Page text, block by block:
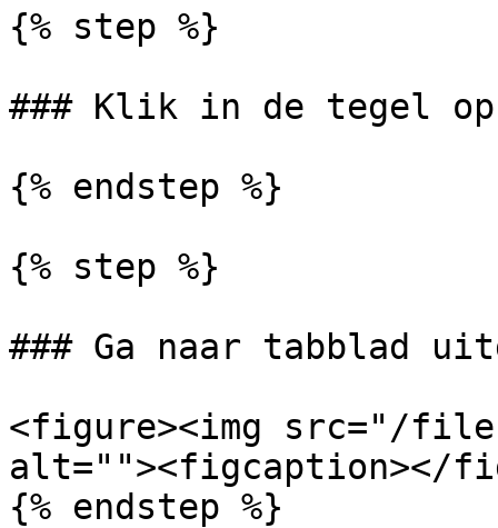
{% step %}
### Klik in de tegel
{% endstep %}
{% step %}
### Ga naar tabblad
<figure><img src="/files/
alt=""><figcaption></
{% endstep %}